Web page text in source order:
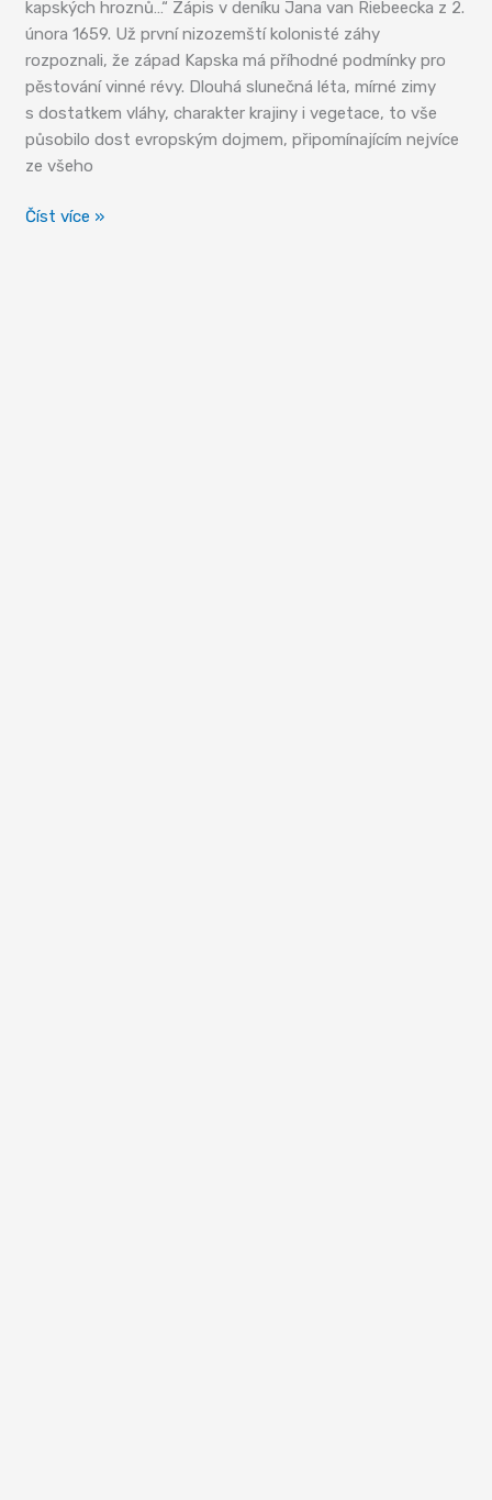
kapských hroznů…“ Zápis v deníku Jana van Riebeecka z 2.
února 1659. Už první nizozemští kolonisté záhy
rozpoznali, že západ Kapska má příhodné podmínky pro
pěstování vinné révy. Dlouhá slunečná léta, mírné zimy
s dostatkem vláhy, charakter krajiny i vegetace, to vše
působilo dost evropským dojmem, připomínajícím nejvíce
ze všeho
Se
Číst více »